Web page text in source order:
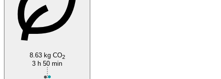
8.63 kg CO2
3 h 50 min